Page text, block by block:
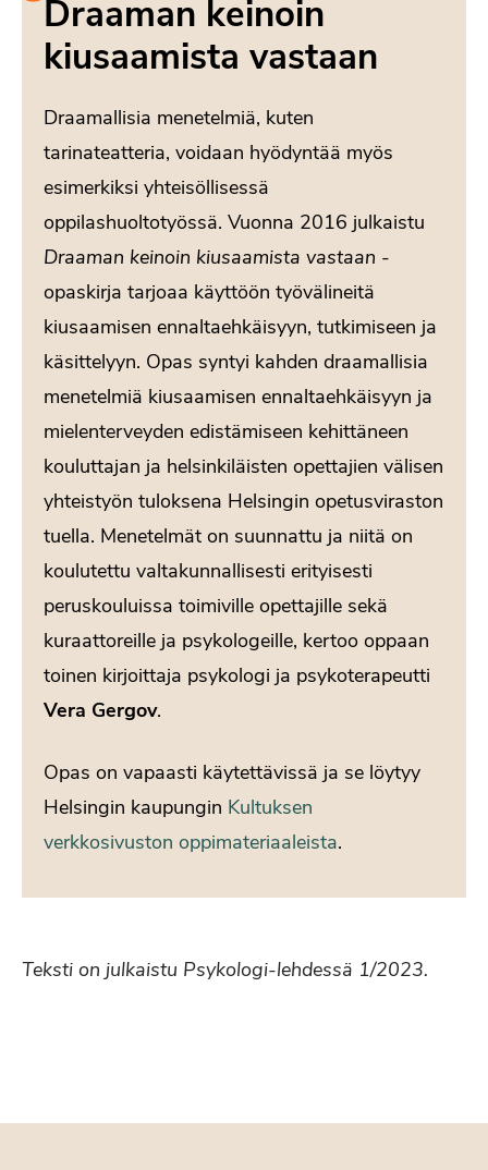
Draaman keinoin
kiusaamista vastaan
Draamallisia menetelmiä, kuten
tarinateatteria, voidaan hyödyntää myös
esimerkiksi yhteisöllisessä
oppilashuoltotyössä. Vuonna 2016 julkaistu
Draaman keinoin kiusaamista vastaan -
opaskirja tarjoaa käyttöön työvälineitä
kiusaamisen ennaltaehkäisyyn, tutkimiseen ja
käsittelyyn. Opas syntyi kahden draamallisia
menetelmiä kiusaamisen ennaltaehkäisyyn ja
mielenterveyden edistämiseen kehittäneen
kouluttajan ja helsinkiläisten opettajien välisen
yhteistyön tuloksena Helsingin opetusviraston
tuella. Menetelmät on suunnattu ja niitä on
koulutettu valtakunnallisesti erityisesti
peruskouluissa toimiville opettajille sekä
kuraattoreille ja psykologeille, kertoo oppaan
toinen kirjoittaja psykologi ja psykoterapeutti
Vera Gergov.
Opas on vapaasti käytettävissä ja se löytyy
Helsingin kaupungin Kultuksen
verkkosivuston oppimateriaaleista.
Teksti on julkaistu Psykologi-lehdessä 1/2023.